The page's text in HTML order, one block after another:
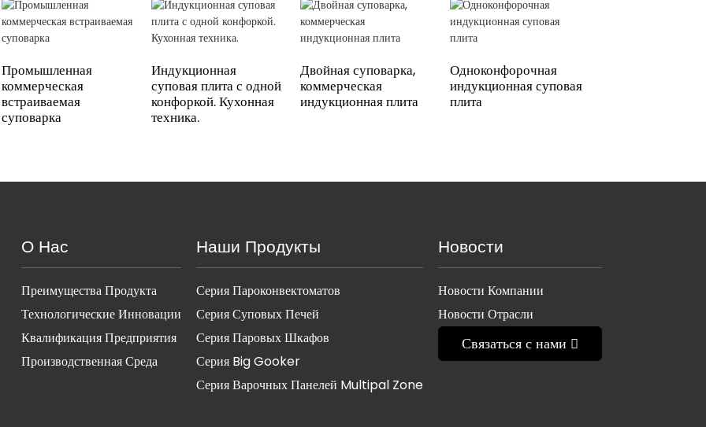
Промышленная
коммерческая
встраиваемая
суповарка
Индукционная
суповая плита с одной
конфоркой. Кухонная
техника.
Двойная суповарка,
коммерческая
индукционная плита
Одноконфорочная
индукционная суповая
плита
О Нас
Преимущества Продукта
Технологические Инновации
Квалификация Предприятия
Производственная Среда
Наши Продукты
Серия Пароконвектоматов
Серия Суповых Печей
Серия Паровых Шкафов
Серия Big Gooker
Серия Варочных Панелей Multipal Zone
Новости
Новости Компании
Новости Отрасли
Связаться с нами